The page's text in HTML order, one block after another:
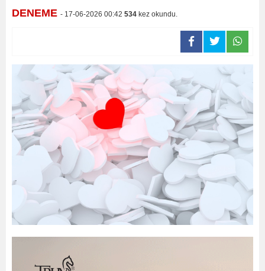
DENEME - 17-06-2026 00:42 534 kez okundu.